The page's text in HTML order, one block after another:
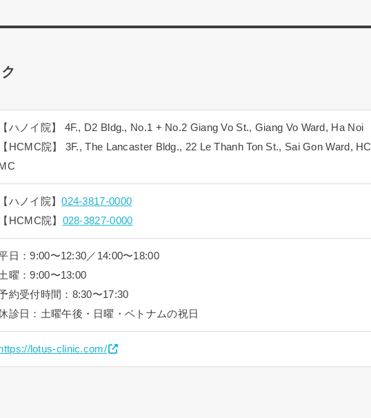
【ハノイ院】 4F., D2 Bldg., No.1 + No.2 Giang Vo St., Giang Vo Ward, Ha Noi
【HCMC院】 3F., The Lancaster Bldg., 22 Le Thanh Ton St., Sai Gon Ward, HC
MC
【ハノイ院】024-3817-0000
【HCMC院】 028-3827-0000
日：9:00〜12:30／14:00〜18:00
曜：9:00〜13:00
約受付時間：8:30〜17:30
診日：土曜午後・日曜・ベトナムの祝日
https://lotus-clinic.com/